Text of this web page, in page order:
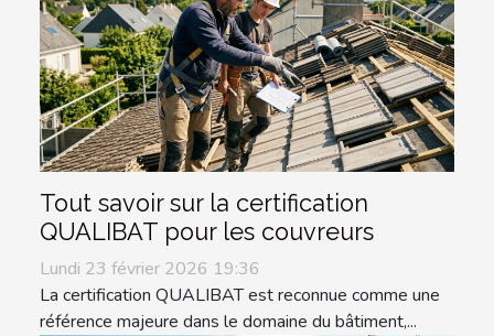
Tout savoir sur la certification
QUALIBAT pour les couvreurs
Lundi 23 février 2026 19:36
La certification QUALIBAT est reconnue comme une
référence majeure dans le domaine du bâtiment,...